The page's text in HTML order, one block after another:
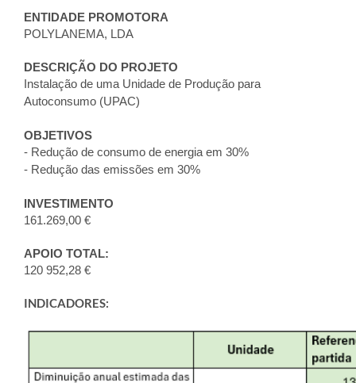
ENTIDADE PROMOTORA
POLYLANEMA, LDA
DESCRIÇÃO DO PROJETO
Instalação de uma Unidade de Produção para
Autoconsumo (UPAC)
OBJETIVOS
- Redução de consumo de energia em 30%
- Redução das emissões em 30%
INVESTIMENTO
161.269,00 €
APOIO TOTAL:
120 952,28 €
INDICADORES: